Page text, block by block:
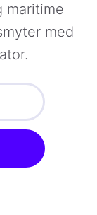
maritime
med